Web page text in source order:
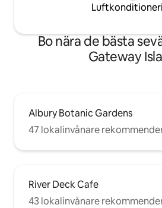
Bo nära de bästa
Gateway
Albury Botanic Gardens
47 lokalinvånare
River Deck Cafe
43 lokalinvånare